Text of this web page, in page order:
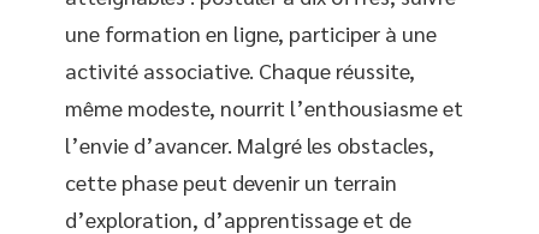
une formation en ligne, participer à une
activité associative. Chaque réussite,
même modeste, nourrit l’enthousiasme et
l’envie d’avancer. Malgré les obstacles,
cette phase peut devenir un terrain
d’exploration, d’apprentissage et de